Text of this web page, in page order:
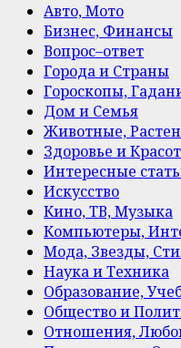
Авто, Мото
Бизнес, Финансы
Вопрос–ответ
Города и Страны
Гороскопы,
Дом и Семья
Животные,
Здоровье и
Интересные
Искусство
Кино, ТВ, Музыка
Компьютеры,
Мода, Звезды,
Наука и Техника
Образование,
Общество и
Отношения,